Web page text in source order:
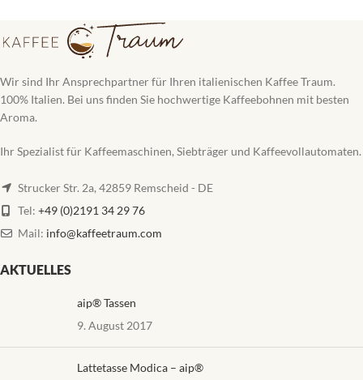
Wir sind Ihr Ansprechpartner für Ihren italienischen Kaffee Traum.
100% Italien. Bei uns finden Sie hochwertige Kaffeebohnen mit besten
Aroma.
Ihr Spezialist für Kaffeemaschinen, Siebträger und Kaffeevollautomaten.
Strucker Str. 2a, 42859 Remscheid - DE
Tel: +49 (0)2191 34 29 76
Mail: info@kaffeetraum.com
AKTUELLES
aip® Tassen
9. August 2017
Lattetasse Modica – aip®